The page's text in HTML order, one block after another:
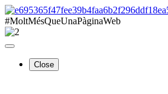
#MoltMésQueUnaPàginaWeb
Close